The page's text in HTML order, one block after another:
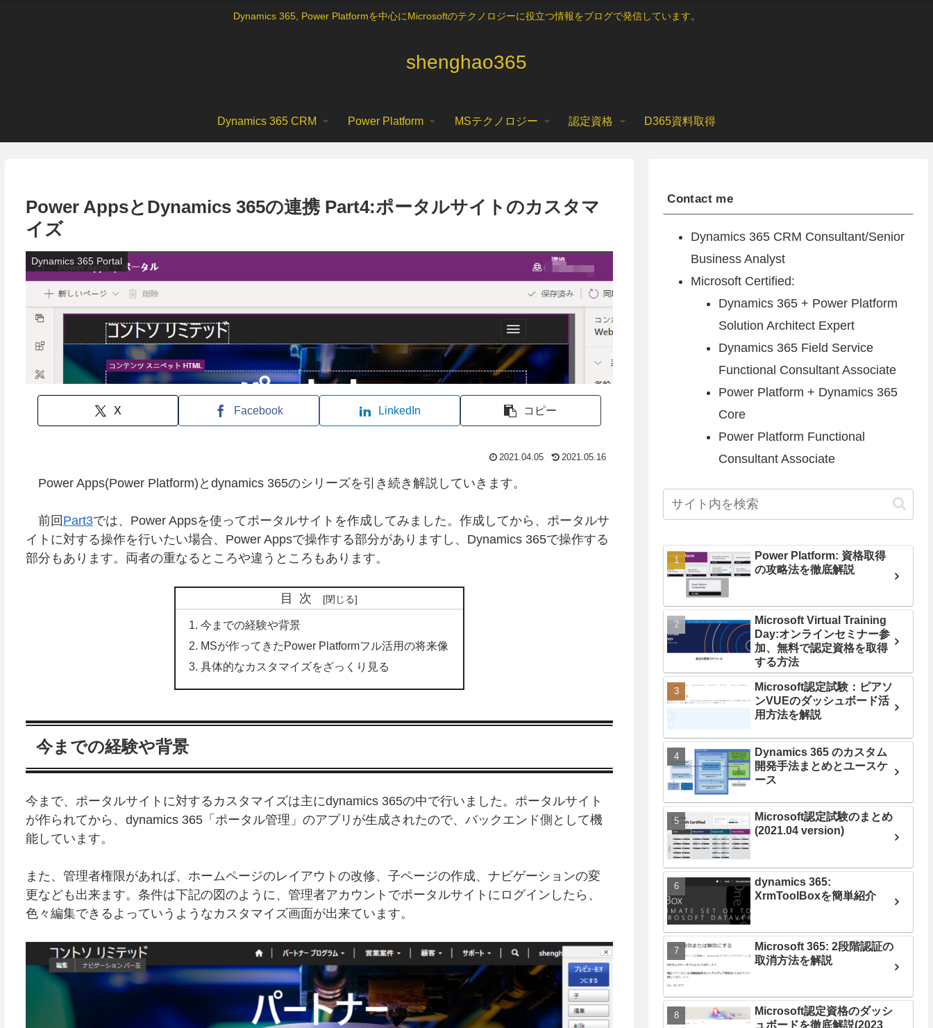
Dynamics 365, Power Platformを中心にMicrosoftのテクノロジーに役立つ情報をブログで発信しています。
shenghao365
Dynamics 365 CRM Power Platform MSテクノロジー 認定資格 D365資料取得
Power AppsとDynamics 365の連携 Part4:ポータルサイトのカスタマ
イズ
Dynamics 365 Portal
X Facebook LinkedIn コピー
2021.04.05 2021.05.16
Power Apps(Power Platform)とdynamics 365のシリーズを引き続き解説していきます。
前回 Part3では、Power Appsを使ってポータルサイトを作成してみました。作成してから、ポータルサ
イトに対する操作を行いたい場合、Power Appsで操作する部分がありますし、Dynamics 365で操作する
部分もあります。両者の重なるところや違うところもあります。
目次
今までの経験や背景
MSが作ってきたPower Platformフル活用の将来像
具体的なカスタマイズをざっくり見る
今までの経験や背景
今まで、ポータルサイトに対するカスタマイズは主にdynamics 365の中で行いました。ポータルサイト
が作られてから、dynamics 365「ポータル管理」のアプリが生成されたので、バックエンド側として機
能しています。
また、管理者権限があれば、ホームページのレイアウトの改修、子ページの作成、ナビゲーションの変
更なども出来ます。条件は下記の図のように、管理者アカウントでポータルサイトにログインしたら、
色々編集できるよっていうようなカスタマイズ画面が出来ています。
Contact me
Dynamics 365 CRM Consultant/Senior
Business Analyst
Microsoft Certified:
Dynamics 365 + Power Platform
Solution Architect Expert
Dynamics 365 Field Service
Functional Consultant Associate
Power Platform + Dynamics 365
Core
Power Platform Functional
Consultant Associate
Power Platform: 資格取得
の攻略法を徹底解説
Microsoft Virtual Training
Day:オンラインセミナー参
加、無料で認定資格を取得
する方法
Microsoft認定試験：ピアソ
ンVUEのダッシュボード活
用方法を解説
Dynamics 365 のカスタム
開発手法まとめとユースケ
ース
Microsoft認定試験のまとめ
(2021.04 version)
dynamics 365:
XrmToolBoxを簡単紹介
Microsoft 365: 2段階認証の
取消方法を解説
Microsoft認定資格のダッシ
ュボードを徹底解説(2023